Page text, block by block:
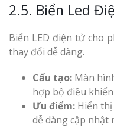
2.5. Biển Led
Biển LED điện tử cho
thay đổi dễ dàng.
Cấu tạo: Màn
hợp bộ điều
Ưu điểm: Hiển
dễ dàng cập nhật